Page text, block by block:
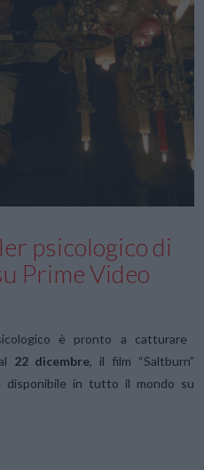
psicologico di
Prime Video
è pronto a catturare
22 dicembre, il film “Saltburn”
disponibile in tutto il mondo su